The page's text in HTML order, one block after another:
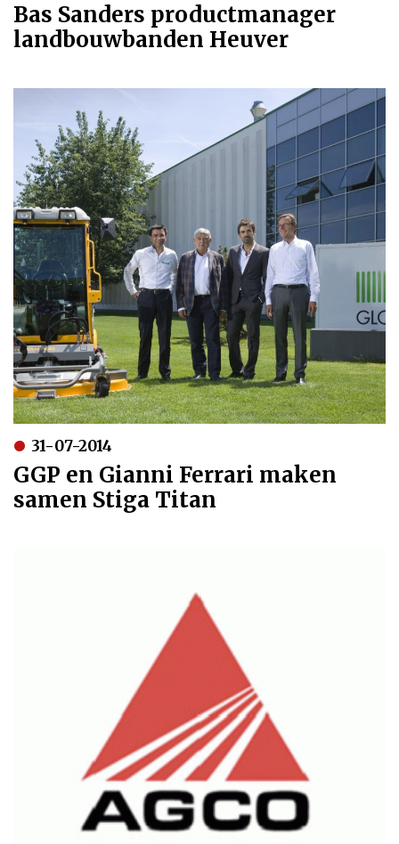
Bas Sanders productmanager
landbouwbanden Heuver
31-07-2014
GGP en Gianni Ferrari maken
samen Stiga Titan